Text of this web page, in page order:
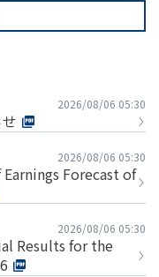
2026/08/06 05:30
2026/08/06 05:30
Forecast of
2026/08/06 05:30
Results for the